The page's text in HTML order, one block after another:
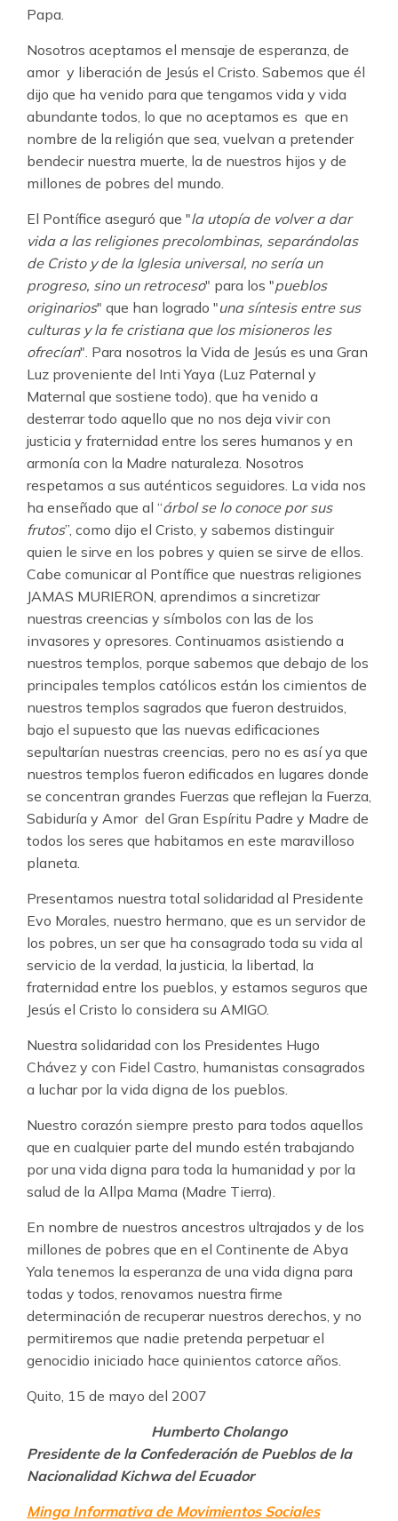
Papa.
Nosotros aceptamos el mensaje de esperanza, de
amor y liberación de Jesús el Cristo. Sabemos que él
dijo que ha venido para que tengamos vida y vida
abundante todos, lo que no aceptamos es que en
nombre de la religión que sea, vuelvan a pretender
bendecir nuestra muerte, la de nuestros hijos y de
millones de pobres del mundo.
El Pontífice aseguró que "la utopía de volver a dar
vida a las religiones precolombinas, separándolas
de Cristo y de la Iglesia universal, no sería un
progreso, sino un retroceso" para los "pueblos
originarios" que han logrado "una síntesis entre sus
culturas y la fe cristiana que los misioneros les
ofrecían". Para nosotros la Vida de Jesús es una Gran
Luz proveniente del Inti Yaya (Luz Paternal y
Maternal que sostiene todo), que ha venido a
desterrar todo aquello que no nos deja vivir con
justicia y fraternidad entre los seres humanos y en
armonía con la Madre naturaleza. Nosotros
respetamos a sus auténticos seguidores. La vida nos
ha enseñado que al “árbol se lo conoce por sus
frutos”, como dijo el Cristo, y sabemos distinguir
quien le sirve en los pobres y quien se sirve de ellos.
Cabe comunicar al Pontífice que nuestras religiones
JAMAS MURIERON, aprendimos a sincretizar
nuestras creencias y símbolos con las de los
invasores y opresores. Continuamos asistiendo a
nuestros templos, porque sabemos que debajo de los
principales templos católicos están los cimientos de
nuestros templos sagrados que fueron destruidos,
bajo el supuesto que las nuevas edificaciones
sepultarían nuestras creencias, pero no es así ya que
nuestros templos fueron edificados en lugares donde
se concentran grandes Fuerzas que reflejan la Fuerza,
Sabiduría y Amor del Gran Espíritu Padre y Madre de
todos los seres que habitamos en este maravilloso
planeta.
Presentamos nuestra total solidaridad al Presidente
Evo Morales, nuestro hermano, que es un servidor de
los pobres, un ser que ha consagrado toda su vida al
servicio de la verdad, la justicia, la libertad, la
fraternidad entre los pueblos, y estamos seguros que
Jesús el Cristo lo considera su AMIGO.
Nuestra solidaridad con los Presidentes Hugo
Chávez y con Fidel Castro, humanistas consagrados
a luchar por la vida digna de los pueblos.
Nuestro corazón siempre presto para todos aquellos
que en cualquier parte del mundo estén trabajando
por una vida digna para toda la humanidad y por la
salud de la Allpa Mama (Madre Tierra).
En nombre de nuestros ancestros ultrajados y de los
millones de pobres que en el Continente de Abya
Yala tenemos la esperanza de una vida digna para
todas y todos, renovamos nuestra firme
determinación de recuperar nuestros derechos, y no
permitiremos que nadie pretenda perpetuar el
genocidio iniciado hace quinientos catorce años.
Quito, 15 de mayo del 2007
Humberto Cholango
Presidente de la Confederación de Pueblos de la
Nacionalidad Kichwa del Ecuador
Minga Informativa de Movimientos Sociales